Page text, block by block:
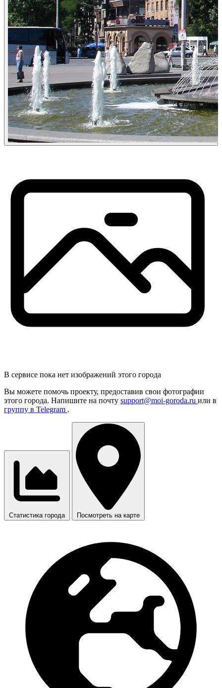
В сервисе пока нет изображений этого города
Вы можете помочь проекту, предоставив свои фотографии
этого города. Напишите на почту support@moi-goroda.ru или в
группу в Telegram .
Статистика города Посмотреть на карте